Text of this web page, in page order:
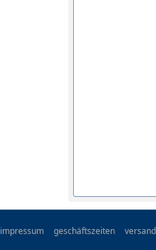
impressum geschäftszeiten